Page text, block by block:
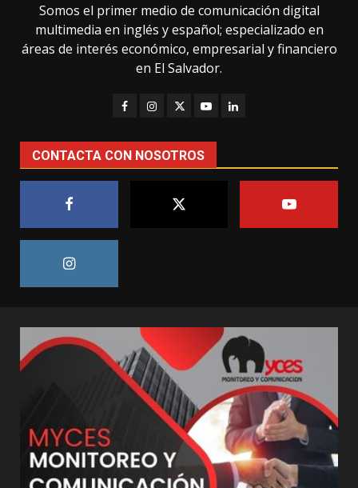
Somos el primer medio de comunicación digital
multimedia en inglés y español; especializado en
áreas de interés económico, empresarial y financiero
en El Salvador.
CONTACTA CON NOSOTROS